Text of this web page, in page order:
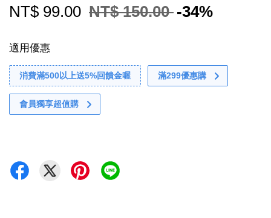
NT$ 99.00 NT$ 150.00 -34%
適用優惠
消費滿500以上送5%回饋金喔 滿299優惠購
會員獨享超值購